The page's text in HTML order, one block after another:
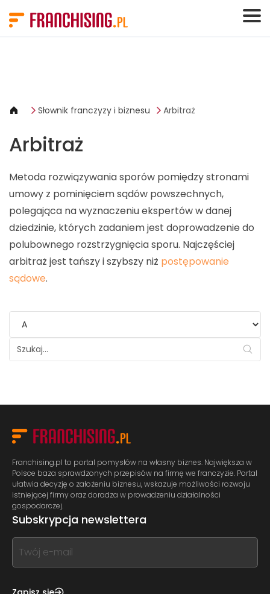
Słownik franczyzy i biznesu Arbitraż
Arbitraż
Metoda rozwiązywania sporów pomiędzy stronami
umowy z pominięciem sądów powszechnych,
polegająca na wyznaczeniu ekspertów w danej
dziedzinie, których zadaniem jest doprowadzenie do
polubownego rozstrzygnięcia sporu. Najczęściej
arbitraż jest tańszy i szybszy niż postępowanie
sądowe.
Franchising.pl to portal pomysłów na własny biznes. Największa w
Polsce baza sprawdzonych przepisów na firmę we franczyzie. Portal
ułatwia decyzję o założeniu biznesu, wskazuje możliwości rozwoju
istniejącej firmy oraz doradza w prowadzeniu działalności
gospodarczej.
Subskrypcja newslettera
If
you
this,